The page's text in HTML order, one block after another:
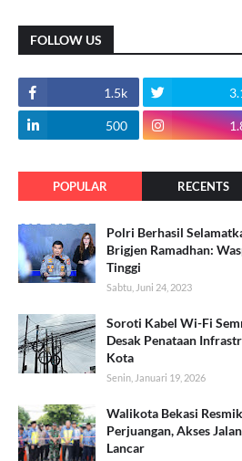
FOLLOW US
1.5k
500
POPULAR RECENTS
Polri Berhasil
Brigjen Ramadhan:
Tinggi
Sabtu, Juni 24, 2023
Soroti Kabel Wi-Fi
Desak Penataan
Kota
Senin, Januari 19, 2026
Walikota Bekasi
Perjuangan, Akses
Lancar